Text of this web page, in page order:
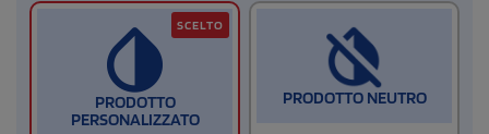
PRODOTTO
PERSONALIZZATO
SCELTO
PRODOTTO NEUTRO